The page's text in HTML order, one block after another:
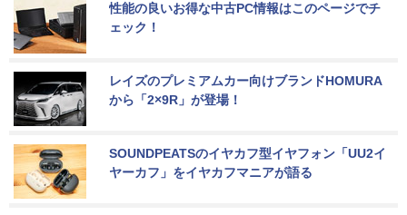
性能の良いお得な中古PC情報はこのページでチ
ェック！
レイズのプレミアムカー向けブランドHOMURA
から「2×9R」が登場！
SOUNDPEATSのイヤカフ型イヤフォン「UU2イ
ヤーカフ」をイヤカフマニアが語る